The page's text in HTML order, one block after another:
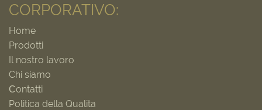
CORPORATIVO:
Home
Prodotti
Il nostro lavoro
Chi siamo
Сontatti
Politica della Qualita